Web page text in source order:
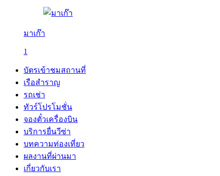
มาเก๊า
1
บัตรเข้าชมสถานที่
เรือสำราญ
รถเช่า
ทัวร์โปรโมชั่น
จองตั๋วเครื่องบิน
บริการยื่นวีซ่า
บทความท่องเที่ยว
ผลงานที่ผ่านมา
เกี่ยวกับเรา